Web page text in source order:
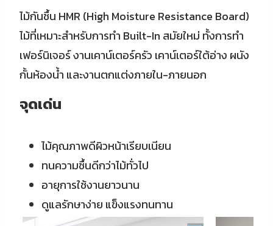
ไม้กันชื้น HMR (High Moisture Resistance Board)
ไม้ที่เหมาะสำหรับการทำ Built-In สมัยใหม่ ทั้งการทำ
เฟอร์นิเจอร์ งานเคาน์เตอร์ครัว เคาน์เตอร์ใต้อ่าง ผนัง
กั้นห้องน้ำ และงานตกแต่งภายใน-ภายนอก
จุดเด่น
ไม้คุณภาพดีผิวหน้าเรียบเนียน
ทนความชื้นดีกว่าไม้ทั่วไป
อายุการใช้งานยาวนาน
ดูแลรักษาง่าย แข็งแรงทนทาน